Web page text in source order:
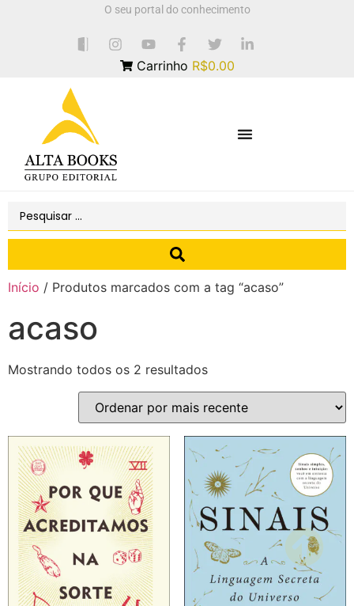
O seu portal do conhecimento
Carrinho R$0.00
Início / Produtos marcados com a tag “acaso”
acaso
Mostrando todos os 2 resultados